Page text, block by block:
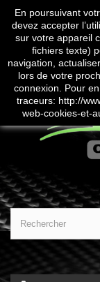
En poursuivant
devez accepter
sur votre appareil
fichiers texte)
navigation,
lors de votre
connexion. Pour
traceurs: http://
web-cookies-et-